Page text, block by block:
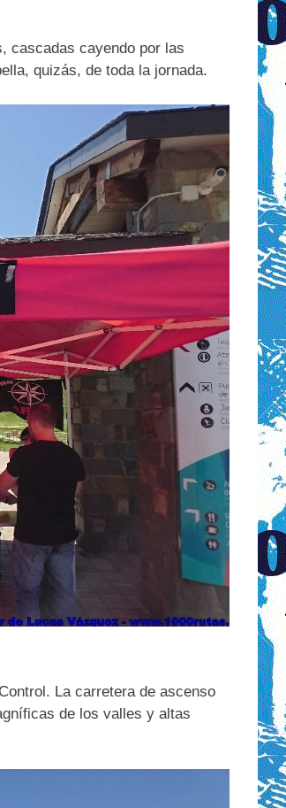
cascadas cayendo por las
quizás, de toda la jornada.
La carretera de ascenso
de los valles y altas